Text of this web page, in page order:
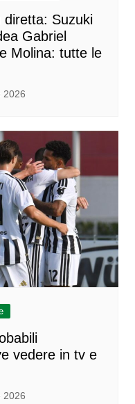
diretta: Suzuki
Gabriel
Molina: tutte le
2026
vedere in tv e
2026